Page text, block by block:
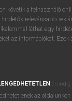
követik a felhasználó
relevánsabb
láthat egy
az információkat.
(mindig
az